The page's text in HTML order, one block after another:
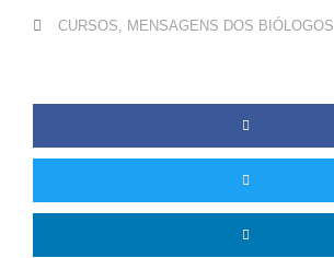
CURSOS, MENSAGENS DOS BIÓLOGOS